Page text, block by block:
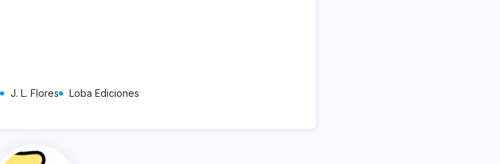
J. L. Flores Loba Ediciones